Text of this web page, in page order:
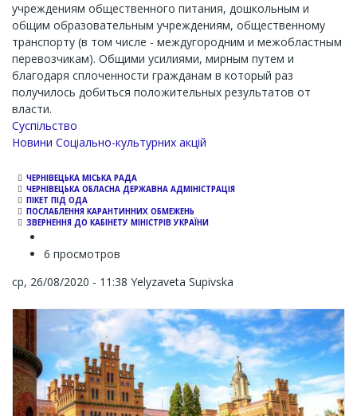
учреждениям общественного питания, дошкольным и
общим образовательным учреждениям, общественному
транспорту (в том числе - междугородним и межобластным
перевозчикам). Общими усилиями, мирным путем и
благодаря сплоченности гражданам в который раз
получилось добиться положительных результатов от
власти.
Суспільство
Новини Соціально-культурних акцій
ЧЕРНІВЕЦЬКА МІСЬКА РАДА
ЧЕРНІВЕЦЬКА ОБЛАСНА ДЕРЖАВНА АДМІНІСТРАЦІЯ
ПІКЕТ ПІД ОДА
ПОСЛАБЛЕННЯ КАРАНТИННИХ ОБМЕЖЕНЬ
ЗВЕРНЕННЯ ДО КАБІНЕТУ МІНІСТРІВ УКРАЇНИ
6 просмотров
ср, 26/08/2020 - 11:38 Yelyzaveta Supivska